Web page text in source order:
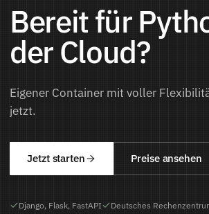
Bereit für
der Cloud?
Eigener Container mit voller
jetzt.
Jetzt starten Preise ansehen
Django, Flask, FastAPI
Deutsches